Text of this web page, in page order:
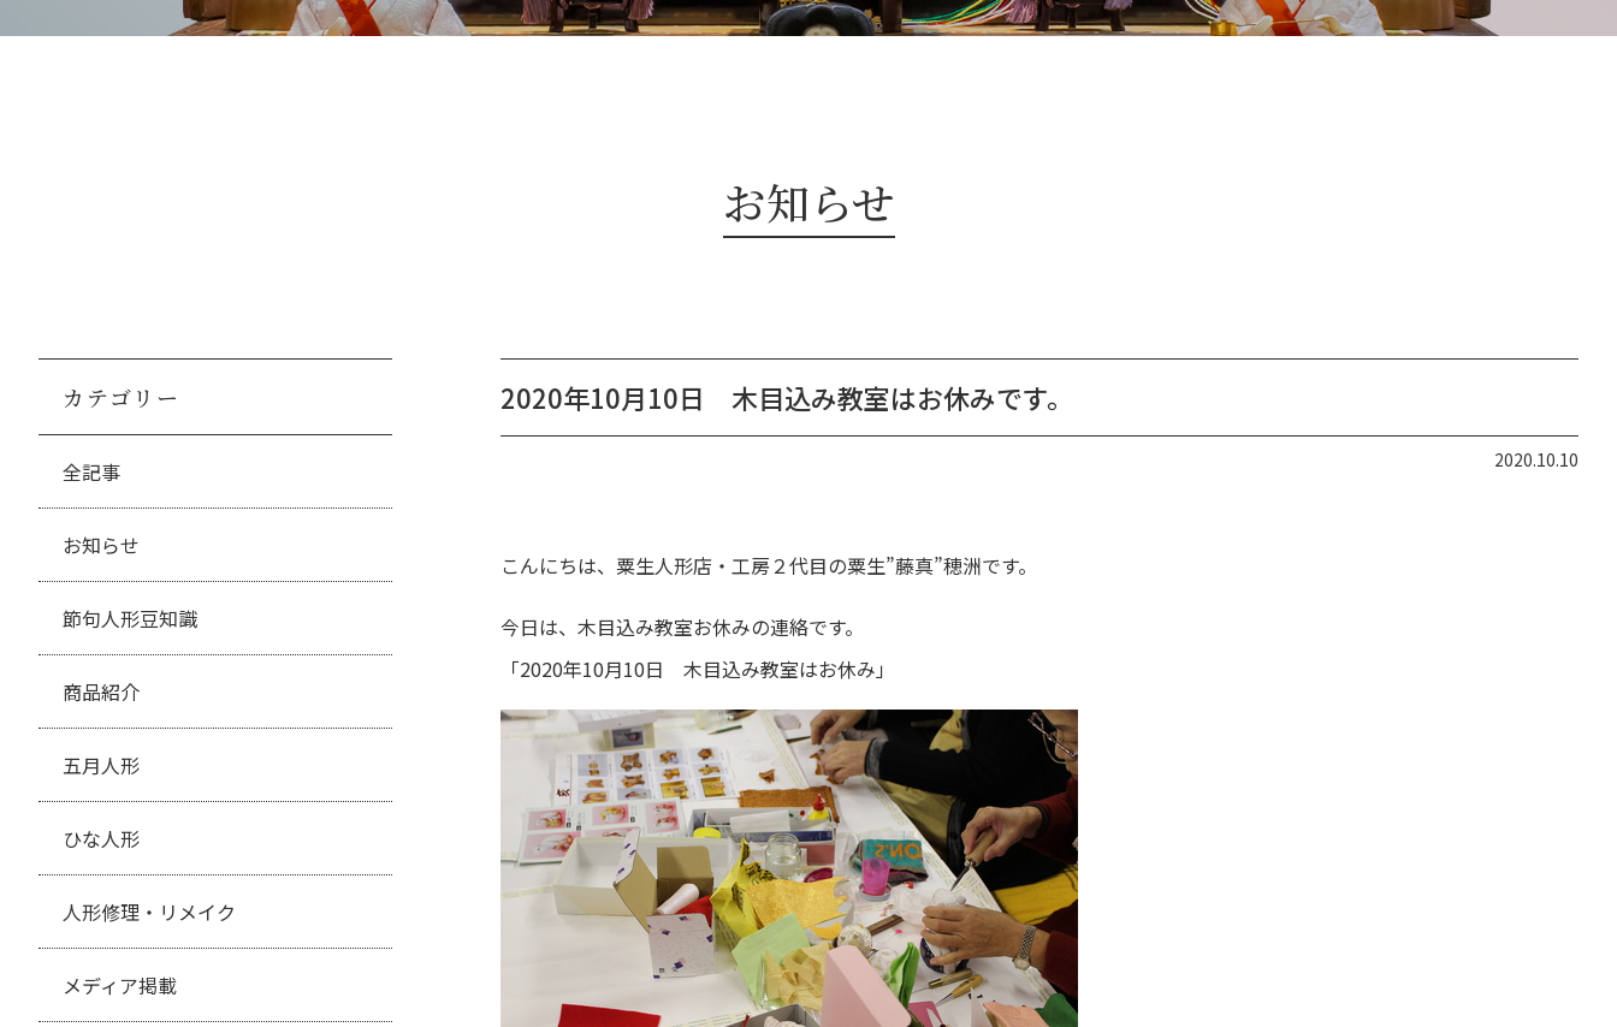
お知らせ
カテゴリー
全記事
お知らせ
節句人形豆知識
商品紹介
五月人形
ひな人形
人形修理・リメイク
メディア掲載
2020年10月10日 木目込み教室はお休みです。
2020.10.10
こんにちは、粟生人形店・工房２代目の粟生”藤真”穂洲です。
今日は、木目込み教室お休みの連絡です。
「2020年10月10日 木目込み教室はお休み」